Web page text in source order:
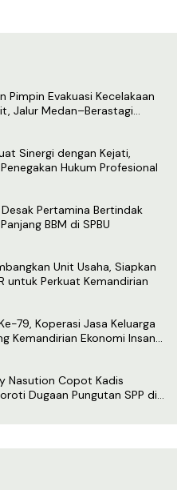
Pimpin Evakuasi Kecelakaan
Jalur Medan–Berastagi
Sinergi dengan Kejati,
Hukum Profesional
Pertamina Bertindak
BBM di SPBU
Unit Usaha, Siapkan
untuk Perkuat Kemandirian
79, Koperasi Jasa Keluarga
Kemandirian Ekonomi Insan
Nasution Copot Kadis
Dugaan Pungutan SPP di